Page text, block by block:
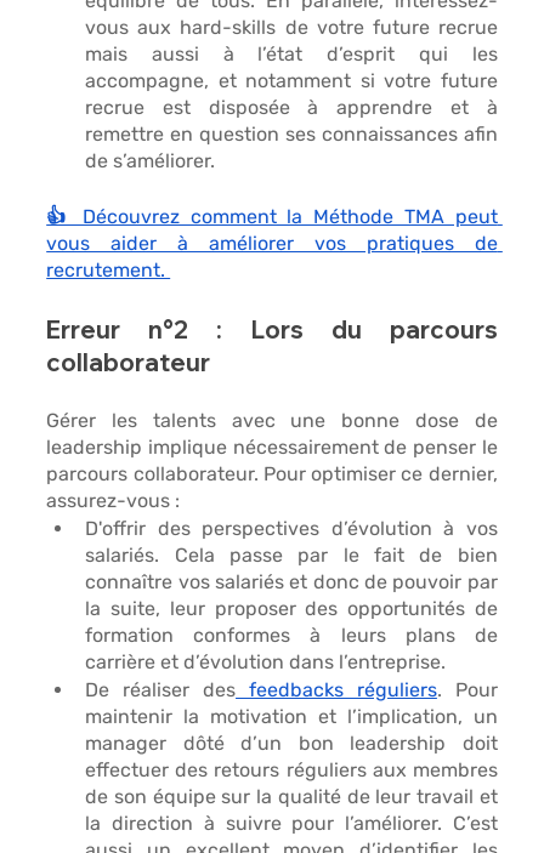
vous aux hard-skills de votre future recrue
mais aussi à l’état d’esprit qui les
accompagne, et notamment si votre future
recrue est disposée à apprendre et à
remettre en question ses connaissances afin
de s’améliorer.
👍 Découvrez comment la Méthode TMA peut
vous aider à améliorer vos pratiques de
recrutement.
Erreur n°2 : Lors du parcours
collaborateur
Gérer les talents avec une bonne dose de
leadership implique nécessairement de penser le
parcours collaborateur. Pour optimiser ce dernier,
assurez-vous :
D'offrir des perspectives d’évolution à vos
salariés. Cela passe par le fait de bien
connaître vos salariés et donc de pouvoir par
la suite, leur proposer des opportunités de
formation conformes à leurs plans de
carrière et d’évolution dans l’entreprise.
De réaliser des feedbacks réguliers. Pour
maintenir la motivation et l’implication, un
manager dôté d’un bon leadership doit
effectuer des retours réguliers aux membres
de son équipe sur la qualité de leur travail et
la direction à suivre pour l’améliorer. C’est